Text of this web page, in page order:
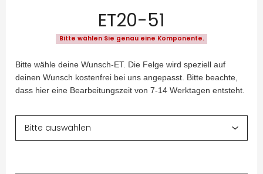
ET20-51
Bitte wählen Sie genau eine Komponente.
Bitte wähle deine Wunsch-ET. Die Felge wird speziell auf
deinen Wunsch kostenfrei bei uns angepasst. Bitte beachte,
dass hier eine Bearbeitungszeit von 7-14 Werktagen entsteht.